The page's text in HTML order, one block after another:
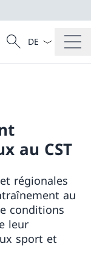
Recherche
Recherche
La langue
au CST
régionales
au
conditions
leur
sport et